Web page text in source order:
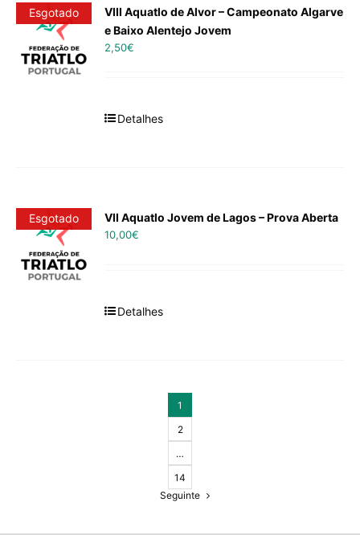
Esgotado
VIII Aquatlo de Alvor – Campeonato Algarve
e Baixo Alentejo Jovem
2,50€
Detalhes
Esgotado VII Aquatlo Jovem de Lagos – Prova Aberta
10,00€
Detalhes
1
2
…
14
Seguinte